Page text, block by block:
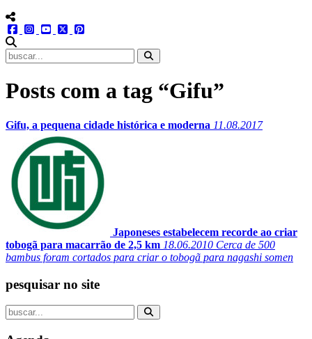
menu redes social
facebookinstagram
youtube
twitter
Posts com a tag “Gifu”
Gifu, a pequena cidade histórica e moderna 11.08.2017
Japoneses estabelecem recorde ao criar
tobogã para macarrão de 2,5 km 18.06.2010 Cerca de 500
bambus foram cortados para criar o tobogã para nagashi somen
pesquisar no site